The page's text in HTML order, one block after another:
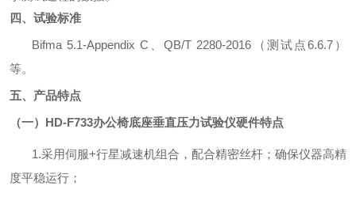
四、试验标准
Bifma 5.1-Appendix C、QB/T 2280-2016 （测试点6.6.7）
等。
五、产品特点
（一） HD-F733办公椅底座垂直压力试验仪硬件特点
1.采用伺服+行星减速机组合 ， 配合精密丝杆； 确保仪器高精
度平稳运行 ；